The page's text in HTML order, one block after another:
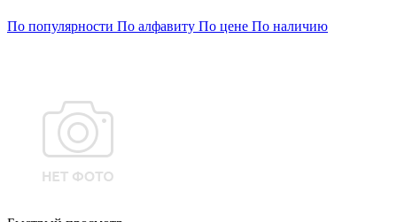
По популярности По алфавиту По цене По наличию